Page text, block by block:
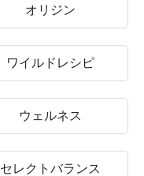
オリジン
ワイルドレシピ
ウェルネス
セレクトバランス